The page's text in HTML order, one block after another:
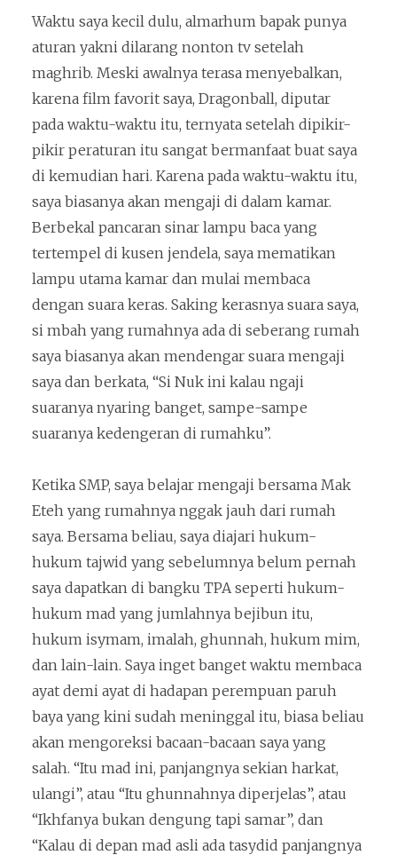
Waktu saya kecil dulu, almarhum bapak punya
aturan yakni dilarang nonton tv setelah
maghrib. Meski awalnya terasa menyebalkan,
karena film favorit saya, Dragonball, diputar
pada waktu-waktu itu, ternyata setelah dipikir-
pikir peraturan itu sangat bermanfaat buat saya
di kemudian hari. Karena pada waktu-waktu itu,
saya biasanya akan mengaji di dalam kamar.
Berbekal pancaran sinar lampu baca yang
tertempel di kusen jendela, saya mematikan
lampu utama kamar dan mulai membaca
dengan suara keras. Saking kerasnya suara saya,
si mbah yang rumahnya ada di seberang rumah
saya biasanya akan mendengar suara mengaji
saya dan berkata, “Si Nuk ini kalau ngaji
suaranya nyaring banget, sampe-sampe
suaranya kedengeran di rumahku”.
Ketika SMP, saya belajar mengaji bersama Mak
Eteh yang rumahnya nggak jauh dari rumah
saya. Bersama beliau, saya diajari hukum-
hukum tajwid yang sebelumnya belum pernah
saya dapatkan di bangku TPA seperti hukum-
hukum mad yang jumlahnya bejibun itu,
hukum isymam, imalah, ghunnah, hukum mim,
dan lain-lain. Saya inget banget waktu membaca
ayat demi ayat di hadapan perempuan paruh
baya yang kini sudah meninggal itu, biasa beliau
akan mengoreksi bacaan-bacaan saya yang
salah. “Itu mad ini, panjangnya sekian harkat,
ulangi”, atau “Itu ghunnahnya diperjelas”, atau
“Ikhfanya bukan dengung tapi samar”, dan
“Kalau di depan mad asli ada tasydid panjangnya